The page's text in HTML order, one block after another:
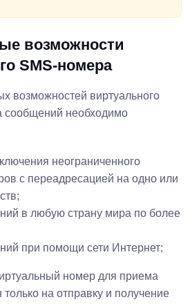
возможности
SMS-номера
возможностей виртуального
сообщений необходимо
неограниченного
с переадресацией на одно или
в любую страну мира по более
при помощи сети Интернет;
номер для приема
на отправку и получение